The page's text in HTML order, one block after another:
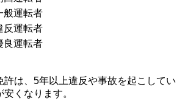
般運転者
反運転者
良運転者
許は、5年以上違反や事故を起こしてい
くなります。